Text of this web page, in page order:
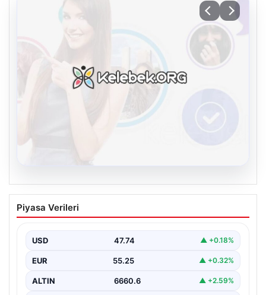
Kelebek sohbet platformu İle Dijital
İletişimin Güvenli Adresi Ve Muhabbet
Sanal ortamında bireylerin seviyeli bir tarzda bağlantı
Günümüzde…
Piyasa Verileri
USD 47.74 ▲ +0.18%
EUR 55.25 ▲ +0.32%
ALTIN 6660.6 ▲ +2.59%